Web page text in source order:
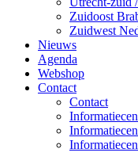
Zuidoost
Zuidwest
Nieuws
Agenda
Webshop
Contact
Contact